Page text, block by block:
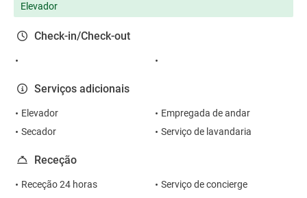
Elevador
Check-in/Check-out
Serviços adicionais
Elevador
Empregada de andar
Secador
Serviço de lavandaria
Receção
Receção 24 horas Serviço de concierge